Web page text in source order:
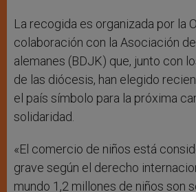
La recogida es organizada por la
colaboración con la Asociación
alemanes (BDJK) que, junto con
de las diócesis, han elegido
el país símbolo para la próxima
solidaridad.
«El comercio de niños está
grave según el derecho
mundo 1,2 millones de niños son